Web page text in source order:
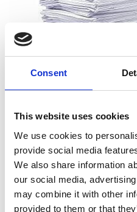
Consent
This website uses cookies
We use cookies to
provide social media
We also share information
our social media,
may combine it with other
provided to them or that
Vous pouvez déchiqueter
papier d’impression, les
d’imprimante. Et vous n’avez
agrafes, les trombones ou les
documents tels qu’ils sont.